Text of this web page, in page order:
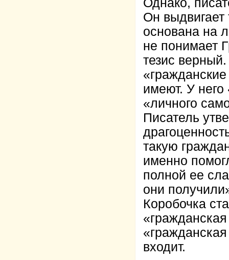
Однако,
Он выдвигает
основана на
не понимает
тезис
имеют. У
«личного
Писатель
такую
именно
полной ее
они
Коробочка
входит.